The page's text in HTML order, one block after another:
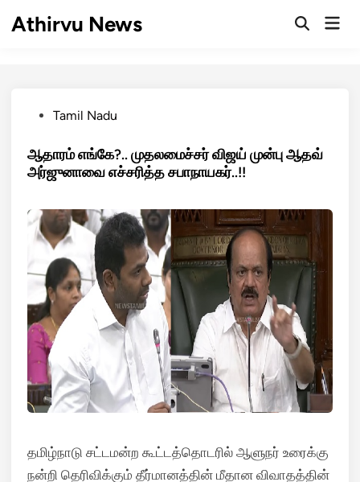
Athirvu News
OpenMain
PostedTamil Nadu
ஆதாரம் எங்கே?.. முதலமைச்சர் விஜய் முன்பு ஆதவ்
அர்ஜுனாவை எச்சரித்த சபாநாயகர்..!!
தமிழ்நாடு சட்டமன்ற கூட்டத்தொடரில் ஆளுநர் உரைக்கு
நன்றி தெரிவிக்கும் தீர்மானத்தின் மீதான விவாதத்தின்